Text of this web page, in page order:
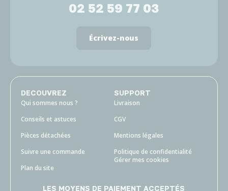
02 52 59 77 03
Écrivez-nous
DECOUVREZ
Qui sommes nous ?
Conseils et astuces
Pièces détachées
Suivre une commande
Plan du site
SUPPORT
Livraison
CGV
Mentions légales
Politique de confidentialité
Gérer mes cookies
LES MOYENS DE PAIEMENT ACCEPTÉS